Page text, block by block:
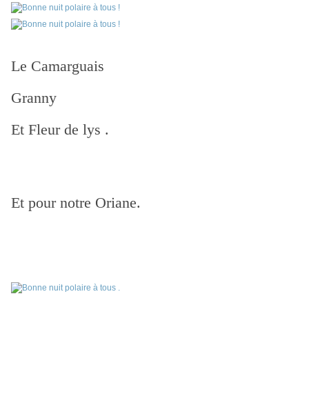
Le Camarguais
Granny
Et Fleur de lys .
Et pour notre Oriane.